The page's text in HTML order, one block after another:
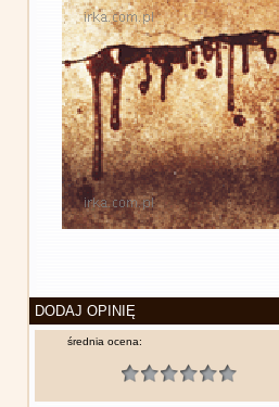
DODAJ OPINIĘ
średnia ocena: